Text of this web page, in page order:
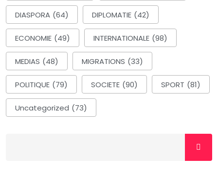
DIASPORA (64) DIPLOMATIE (42)
ECONOMIE (49) INTERNATIONALE (98)
MEDIAS (48) MIGRATIONS (33)
POLITIQUE (79) SOCIETE (90) SPORT (81)
Uncategorized (73)